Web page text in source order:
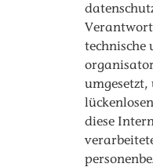
technische
umgesetzt,
diese